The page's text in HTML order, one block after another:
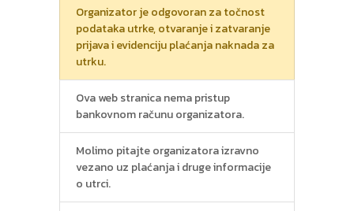
Organizator je odgovoran za točnost
podataka utrke, otvaranje i zatvaranje
prijava i evidenciju plaćanja naknada za
utrku.
Ova web stranica nema pristup
bankovnom računu organizatora.
Molimo pitajte organizatora izravno
vezano uz plaćanja i druge informacije
o utrci.